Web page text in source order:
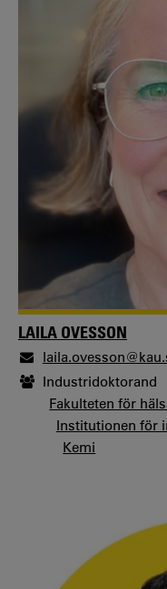
LAILA OVESSON
Industridoktorand
Fakulteten för
Institutionen för
Kemi